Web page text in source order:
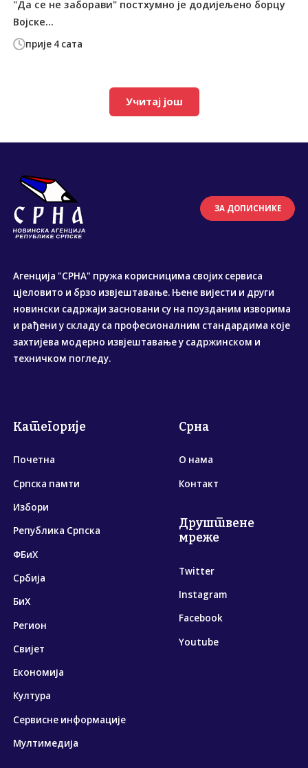
прије 4 сата
"Да се не заборави" постхумно је додијељено борцу
Војске...
Учитај још
ЗА ДОПИСНИКЕ
Агенција "СРНА" пружа корисницима својих сервиса
цјеловито и брзо извјештавање. Њене вијести и други
новински садржаји засновани су на поузданим изворима
и рађени у складу са професионалним стандардима које
захтијева модерно извјештавање у садржинском и
техничком погледу.
Категорије
Почетна
Српска памти
Избори
Република Српска
ФБиХ
Србија
БиХ
Регион
Свијет
Економија
Култура
Сервисне информације
Мултимедија
Срна
О нама
Контакт
Друштвене
мреже
Twitter
Instagram
Facebook
Youtube